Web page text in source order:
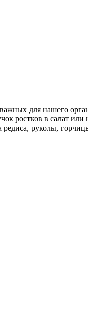
для нашего
ростков в салат
руколы,